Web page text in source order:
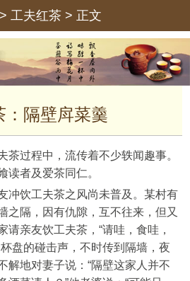
> 工夫红茶 > 正文
：隔壁戽菜羹
茶过程中，流传着不少轶闻趣事。
读者及爱茶同仁。
冲饮工夫茶之风尚未普及。某村有
之隔，因有仇隙，互不往来，但又
请亲友饮工夫茶，“请哇，食哇，
盘的碰击声，不时传到隔墙，夜
解地对妻子说：“隔壁这家人并不